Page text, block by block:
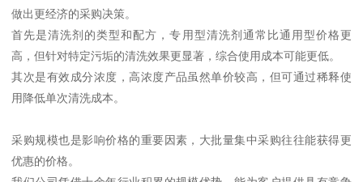
做出更经济的采购决策。
首先是清洗剂的类型和配方，专用型清洗剂通常比通用型价格更
高，但针对特定污垢的清洗效果更显著，综合使用成本可能更低。
其次是有效成分浓度，高浓度产品虽然单价较高，但可通过稀释使
用降低单次清洗成本。
采购规模也是影响价格的重要因素，大批量集中采购往往能获得更
优惠的价格。